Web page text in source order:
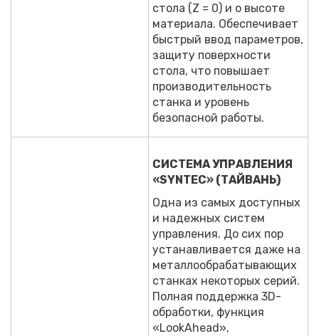
стола (Z = 0) и о высоте
материала. Обеспечивает
быстрый ввод параметров,
защиту поверхности
стола, что повышает
производительность
станка и уровень
безопасной работы.
СИСТЕМА УПРАВЛЕНИЯ
«SYNTEC» (ТАЙВАНЬ)
Одна из самых доступных
и надежных систем
управления. До сих пор
устанавливается даже на
металлообрабатывающих
станках некоторых серий.
Полная поддержка 3D-
обработки, функция
«LookAhead»,